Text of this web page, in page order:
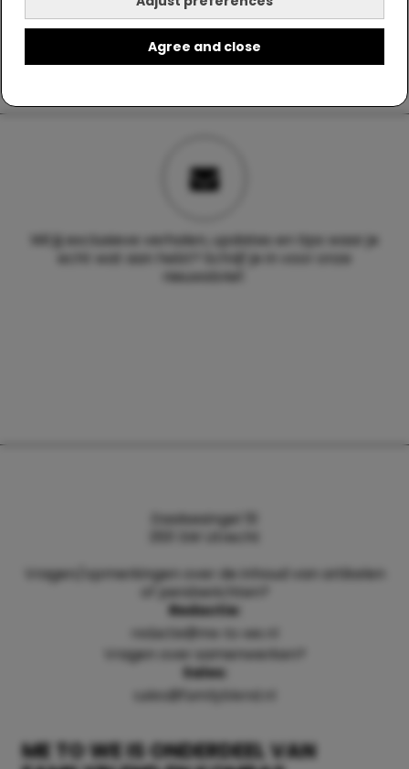
Agree and close
Wil jij exclusieve verhalen, updates en tips waar je
echt wat aan hebt? Schrijf je in voor onze
nieuwsbrief.
ME TO WE IS ONDERDEEL VAN
Daalsesingel 51
3511 SW Utrecht
Vragen/opmerkingen over de inhoud van artikelen
of persberichten?
Redactie:
redactie@me-to-we.nl
Vragen over samenwerken?
Sales:
sales@familyblend.nl